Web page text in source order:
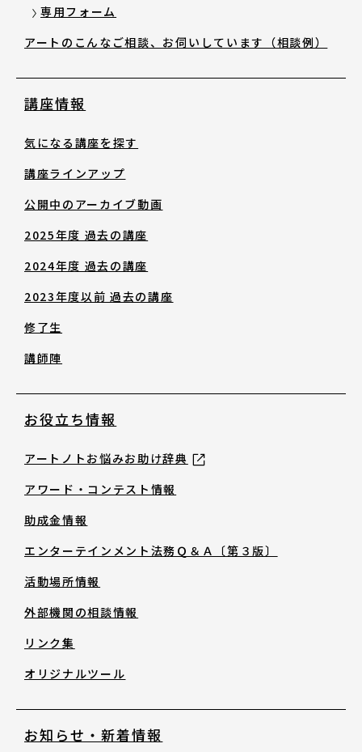
2023年度以前 過去の講座
修了生
お役立ち情報
アワード・コンテスト情報
助成金情報
エンターテインメント法務Ｑ＆Ａ〔第３
版〕
活動場所情報
外部機関の相談情報
専用フォーム
アートのこんなご相談、お伺いしています（相談例）
講座情報
気になる講座を探す
講座ラインアップ
公開中のアーカイブ動画
2025年度 過去の講座
2024年度 過去の講座
2023年度以前 過去の講座
修了生
講師陣
お役立ち情報
アートノトお悩みお助け辞典
アワード・コンテスト情報
助成金情報
エンターテインメント法務Ｑ＆Ａ〔第３版〕
活動場所情報
外部機関の相談情報
リンク集
オリジナルツール
お知らせ・新着情報